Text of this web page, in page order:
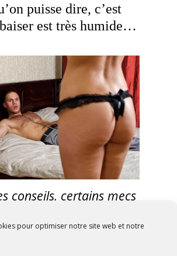
pour optimiser notre site web et notre
puisse dire, c’est
est très humide…
conseils, certains mecs
leur lit chaque semaine.